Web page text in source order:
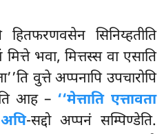
सिनिय्हतीति
मित्ते भवा, मित्तस्स वा एसाति
वुत्ते अप्पनापि उपचारोपि
आह – ‘‘मेत्ताति एत्तावता
अपि-सद्दो अप्पनं सम्पिण्डेति.